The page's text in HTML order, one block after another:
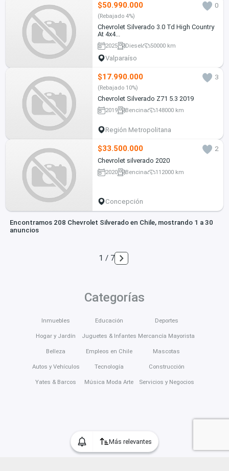
Más relevantes
$50.990.000 0
(Rebajado 4%)
Chevrolet Silverado 3.0 Td High Country
At 4x4...
2025 Diesel 50000 km
Valparaíso
$17.990.000 3
(Rebajado 10%)
Chevrolet Silverado Z71 5.3 2019
2019 Bencina 148000 km
Región Metropolitana
$33.500.000
2
Chevrolet silverado 2020
2020 Bencina 112000 km
Concepción
Encontramos 208 Chevrolet Silverado en Chile, mostrando 1 a 30
anuncios
1 / 7
Categorías
Inmuebles
Hogar y Jardín
Belleza
Autos y Vehículos
Yates & Barcos
Educación
Juguetes & Infantes
Empleos en Chile
Tecnología
Música Moda Arte
Deportes
Mercancía Mayorista
Mascotas
Construcción
Servicios y Negocios